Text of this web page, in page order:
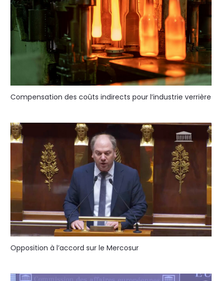
Compensation des coûts indirects pour l’industrie verrière
Opposition à l’accord sur le Mercosur